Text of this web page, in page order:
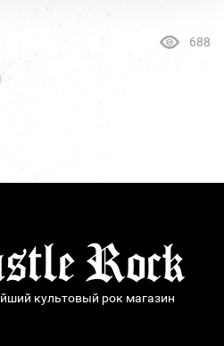
688
культовый рок магазин